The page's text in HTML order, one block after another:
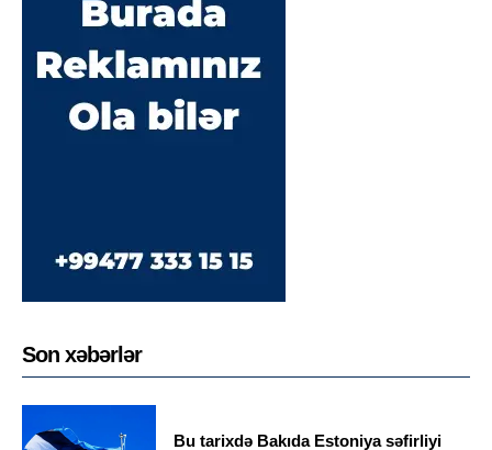
Son xəbərlər
Bu tarixdə Bakıda Estoniya səfirliyi